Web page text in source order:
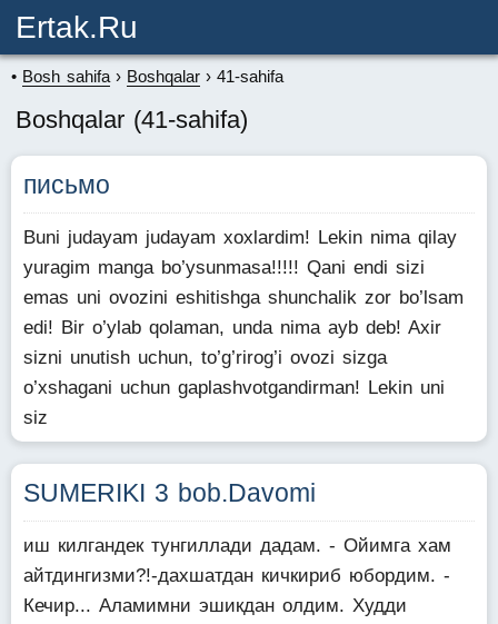
Ertak.ru
Bosh sahifa Boshqalar 41-sahifa
Boshqalar (41-sahifa)
письмо
Buni judayam judayam xoxlardim! Lekin nima qilay
yuragim manga bo’ysunmasa!!!!! Qani endi sizi
emas uni ovozini eshitishga shunchalik zor bo’lsam
edi! Bir o’ylab qolaman, unda nima ayb deb! Axir
sizni unutish uchun, to’g’rirog’i ovozi sizga
o’xshagani uchun gaplashvotgandirman! Lekin uni
siz
SUMERIKI 3 bob.Davomi
иш килгандек тунгиллади дадам. - Ойимга хам
айтдингизми?!-дахшатдан кичкириб юбордим. -
Кечир... Аламимни эшикдан олдим. Худди